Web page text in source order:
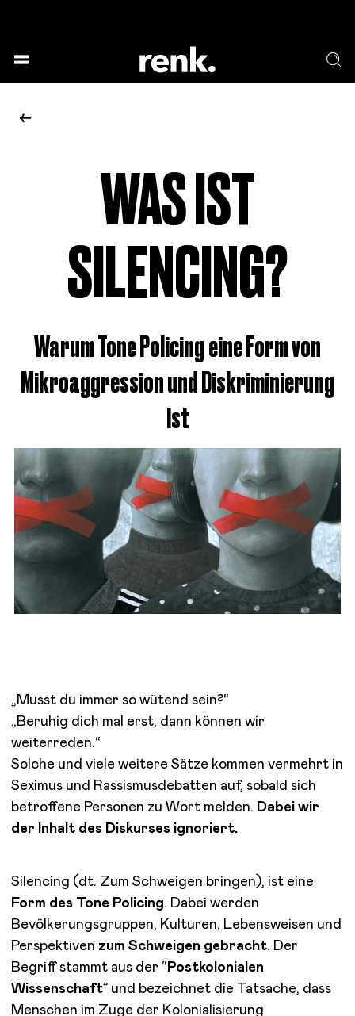
KEINE AUSWAHLWAS IST
SILENCING?
Warum Tone Policing eine Form von
Mikroaggression und Diskriminierung
ist
„Musst du immer so wütend sein?“
„Beruhig dich mal erst, dann können wir
weiterreden.“
Solche und viele weitere Sätze kommen vermehrt in
Seximus und Rassismusdebatten auf, sobald sich
betroffene Personen zu Wort melden. Dabei wir
der Inhalt des Diskurses ignoriert.
Silencing (dt. Zum Schweigen bringen), ist eine
Form des Tone Policing. Dabei werden
Bevölkerungsgruppen, Kulturen, Lebensweisen und
Perspektiven zum Schweigen gebracht. Der
Begriff stammt aus der “ Postkolonialen
Wissenschaft” und bezeichnet die Tatsache, dass
Menschen im Zuge der Kolonialisierung